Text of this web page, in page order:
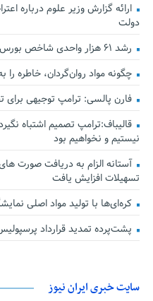
ارائه گزارش وزیر علوم درباره
دولت
رشد ۶۱ هزار واحدی شاخص بورس
چگونه مواد روان‌گردان، خاطره
فارن پالسی: ترامپ توجیهی برای
قالیباف:ترامپ تصمیم اشتباه
نیستیم و نخواهیم بود
تسهیلات افزایش یافت
کره‌ای‌ها با تولید مواد اصلی
پشت‌پرده تمدید قرارداد
سایت خبری ایران نیوز